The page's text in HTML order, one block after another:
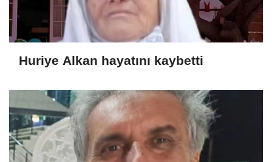
Huriye Alkan hayatını kaybetti